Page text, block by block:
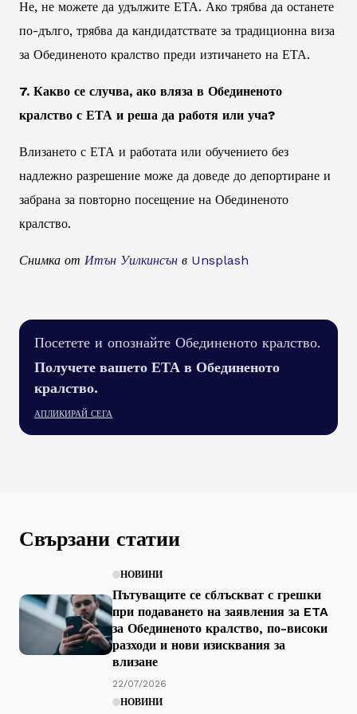
Не, не можете да удължите ЕТА. Ако трябва да останете
по-дълго, трябва да кандидатствате за традиционна виза
за Обединеното кралство преди изтичането на ЕТА.
7. Какво се случва, ако вляза в Обединеното
кралство с ЕТА и реша да работя или уча?
Влизането с ЕТА и работата или обучението без
надлежно разрешение може да доведе до депортиране и
забрана за повторно посещение на Обединеното
кралство.
Снимка от Итън Уилкинсън в Unsplash
Посетете и опознайте Обединеното кралство.
Получете вашето ЕТА в Обединеното
кралство.
АПЛИКИРАЙ СЕГА
Свързани статии
НОВИНИ
Пътуващите се сблъскват с грешки
при подаването на заявления за ETA
за Обединеното кралство, по-високи
разходи и нови изисквания за
влизане
22/07/2026
НОВИНИ